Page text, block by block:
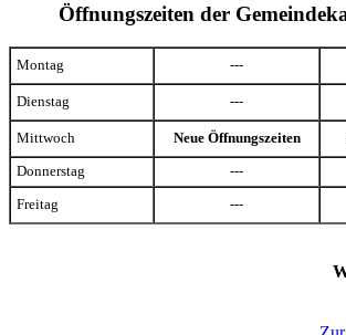
Öffnungszeiten der
Montag ---
Dienstag ---
Mittwoch Neue Öffnungszeiten
Donnerstag ---
Freitag ---